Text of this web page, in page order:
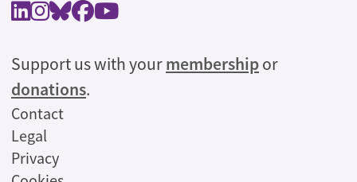
Support us with yourmembershipor
donations.
Legal
Contact
Legal
Privacy